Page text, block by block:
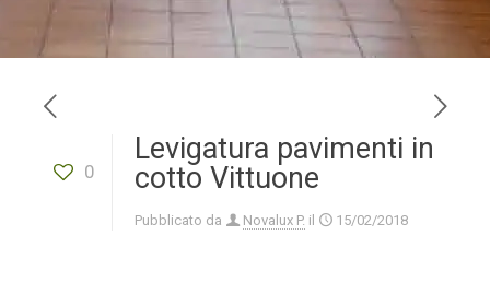
0
Levigatura pavimenti in
cotto Vittuone
Pubblicato da Novalux P. il 15/02/2018